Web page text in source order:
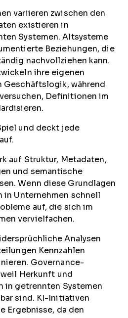
variieren zwischen den
existieren in
Systemen. Altsysteme
Beziehungen, die
nachvollziehen kann.
ihre eigenen
Geschäftslogik, während
Definitionen im
und deckt jede
auf Struktur, Metadaten,
und semantische
Wenn diese Grundlagen
in Unternehmen schnell
auf, die sich im
vervielfachen.
Analysen
Kennzahlen
Governance-
Herkunft und
in getrennten Systemen
sind. KI-Initiativen
Ergebnisse, da den